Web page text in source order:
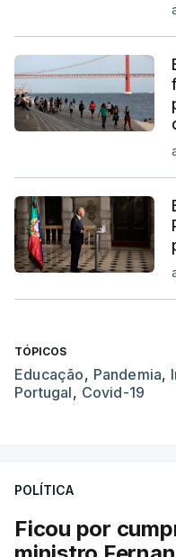
TÓPICOS
Educação, Pandemia,
Portugal, Covid-19
POLÍTICA
Ficou por